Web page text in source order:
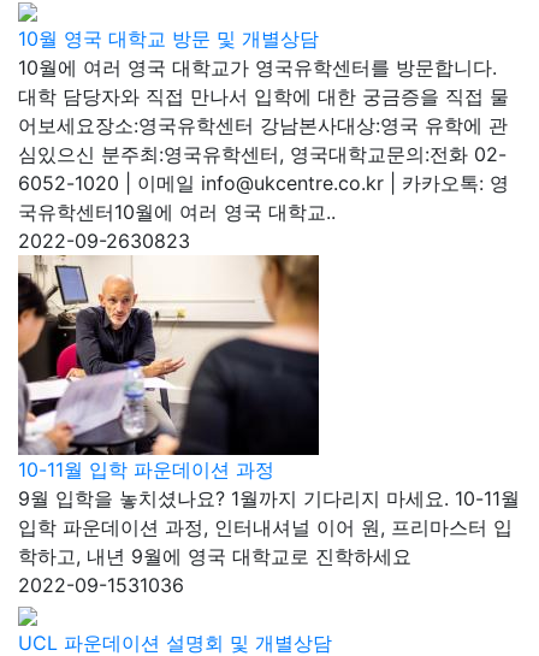
10월 영국 대학교 방문 및 개별상담
10월에 여러 영국 대학교가 영국유학센터를 방문합니다.
대학 담당자와 직접 만나서 입학에 대한 궁금증을 직접 물
어보세요장소:영국유학센터 강남본사대상:영국 유학에 관
심있으신 분주최:영국유학센터, 영국대학교문의:전화 02-
6052-1020 | 이메일 info@ukcentre.co.kr | 카카오톡: 영
국유학센터10월에 여러 영국 대학교..
2022-09-2630823
10-11월 입학 파운데이션 과정
9월 입학을 놓치셨나요? 1월까지 기다리지 마세요. 10-11월
입학 파운데이션 과정, 인터내셔널 이어 원, 프리마스터 입
학하고, 내년 9월에 영국 대학교로 진학하세요
2022-09-1531036
UCL 파운데이션 설명회 및 개별상담